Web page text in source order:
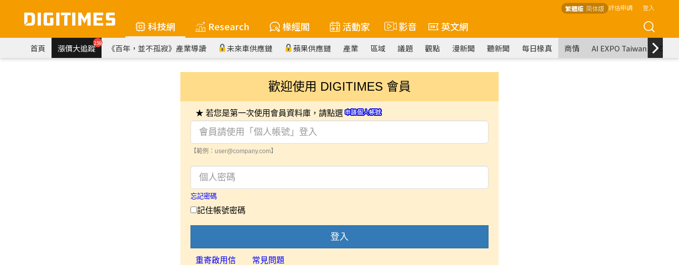
繁體版 简体版 評估申請 登入
科技網 Research 椽經閣 活動家 影音 英文網
首頁 漲價大追蹤259 《百年，並不孤寂》產業導讀 未來車供應鏈 蘋果供應鏈 產業 區域 議題 觀點 漫新聞 聽新聞 每日椽真 商情 AI EXPO Taiwan
歡迎使用 DIGITIMES 會員
★ 若您是第一次使用會員資料庫，請點選
【範例：user@company.com】
忘記密碼
記住帳號密碼
登入
重寄啟用信 常見問題